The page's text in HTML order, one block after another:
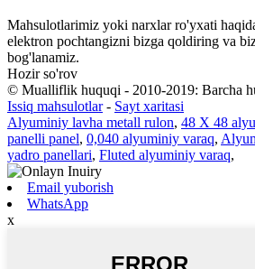
Mahsulotlarimiz yoki narxlar ro'yxati
elektron pochtangizni bizga qoldiring va
bog'lanamiz.
Hozir so'rov
© Mualliflik huquqi - 2010-2019: Barcha
Issiq mahsulotlar- Sayt xaritasi
Alyuminiy lavha metall rulon, 48 X 48
panelli panel, 0,040 alyuminiy varaq,
yadro panellari, Fluted alyuminiy varaq,
Email yuborish
WhatsApp
x